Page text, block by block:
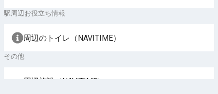
駅周辺お役立ち情報
周辺のトイレ（NAVITIME）
その他
周辺施設（NAVITIME）